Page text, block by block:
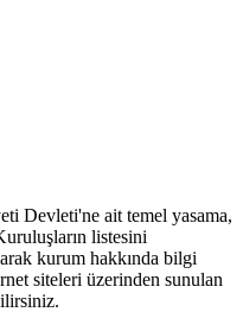
Devleti'ne ait temel yasama,
listesini
kurum hakkında bilgi
siteleri üzerinden sunulan